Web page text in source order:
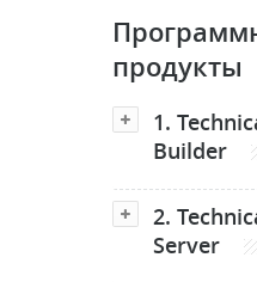
продукты
1.
Builder
2.
Server